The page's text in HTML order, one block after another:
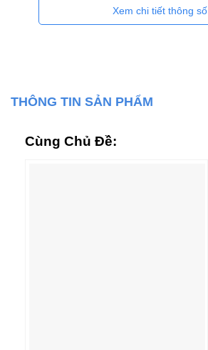
Xem chi tiết thông số
THÔNG TIN SẢN PHẨM
Cùng Chủ Đề: